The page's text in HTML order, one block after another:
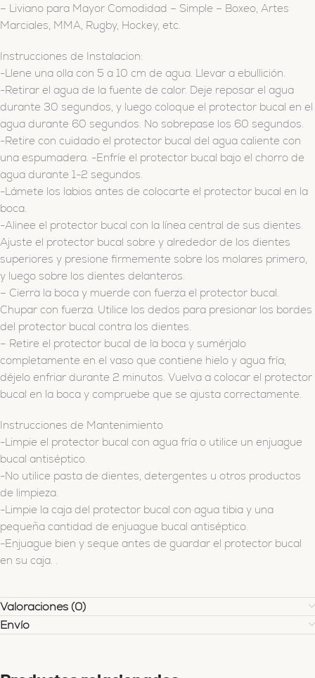
– Liviano para Mayor Comodidad – Simple – Boxeo, Artes
Marciales, MMA, Rugby, Hockey, etc.
Instrucciones de Instalacion:
-Llene una olla con 5 a 10 cm de agua. Llevar a ebullición.
-Retirar el agua de la fuente de calor. Deje reposar el agua
durante 30 segundos, y luego coloque el protector bucal en el
agua durante 60 segundos. No sobrepase los 60 segundos.
-Retire con cuidado el protector bucal del agua caliente con
una espumadera. -Enfríe el protector bucal bajo el chorro de
agua durante 1-2 segundos.
-Lámete los labios antes de colocarte el protector bucal en la
boca.
-Alinee el protector bucal con la línea central de sus dientes.
Ajuste el protector bucal sobre y alrededor de los dientes
superiores y presione firmemente sobre los molares primero,
y luego sobre los dientes delanteros.
– Cierra la boca y muerde con fuerza el protector bucal.
Chupar con fuerza. Utilice los dedos para presionar los bordes
del protector bucal contra los dientes.
– Retire el protector bucal de la boca y sumérjalo
completamente en el vaso que contiene hielo y agua fría;
déjelo enfriar durante 2 minutos. Vuelva a colocar el protector
bucal en la boca y compruebe que se ajusta correctamente.
Instrucciones de Mantenimiento
-Limpie el protector bucal con agua fría o utilice un enjuague
bucal antiséptico.
-No utilice pasta de dientes, detergentes u otros productos
de limpieza.
-Limpie la caja del protector bucal con agua tibia y una
pequeña cantidad de enjuague bucal antiséptico.
-Enjuague bien y seque antes de guardar el protector bucal
en su caja. .
Valoraciones (0)
Envío